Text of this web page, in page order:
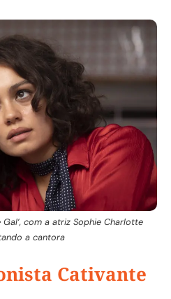
com a atriz Sophie Charlotte
a cantora
Cativante